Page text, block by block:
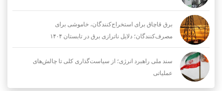
برق قاچاق برای استخراج‌کنندگان، خاموشی برای
مصرف‌کنندگان؛ دلایل ناترازی برق در تابستان ۱۴۰۴
سند ملی راهبرد انرژی؛ از سیاست‌گذاری کلی تا چالش‌های
عملیاتی